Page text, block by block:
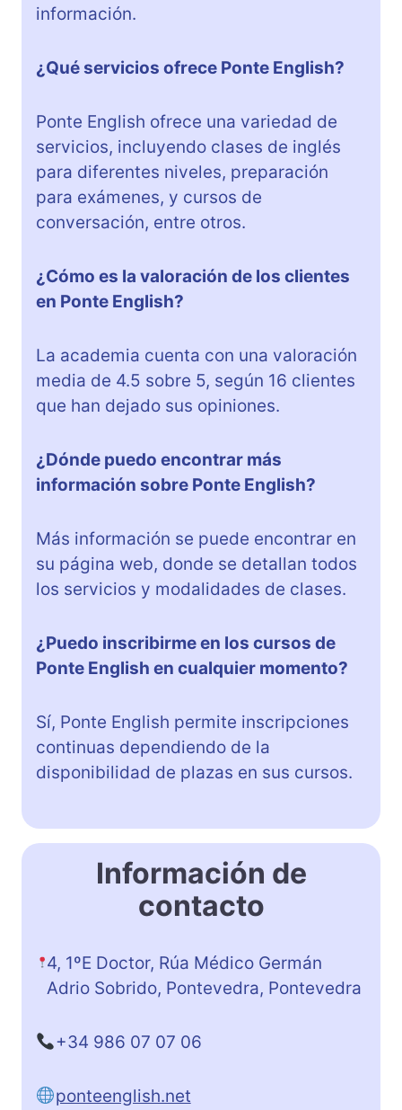
información.
¿Qué servicios ofrece Ponte English?
Ponte English ofrece una variedad de
servicios, incluyendo clases de inglés
para diferentes niveles, preparación
para exámenes, y cursos de
conversación, entre otros.
¿Cómo es la valoración de los clientes
en Ponte English?
La academia cuenta con una valoración
media de 4.5 sobre 5, según 16 clientes
que han dejado sus opiniones.
¿Dónde puedo encontrar más
información sobre Ponte English?
Más información se puede encontrar en
su página web, donde se detallan todos
los servicios y modalidades de clases.
¿Puedo inscribirme en los cursos de
Ponte English en cualquier momento?
Sí, Ponte English permite inscripciones
continuas dependiendo de la
disponibilidad de plazas en sus cursos.
Información de
contacto
4, 1ºE Doctor, Rúa Médico Germán
Adrio Sobrido, Pontevedra, Pontevedra
+34 986 07 07 06
ponteenglish.net